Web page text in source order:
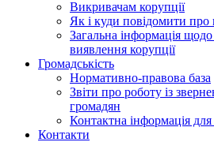
Викривачам корупції
Як і куди повідомити про
Загальна інформація щодо
виявлення корупції
Громадськість
Нормативно-правова база
Звіти про роботу із
громадян
Контактна інформація
Контакти